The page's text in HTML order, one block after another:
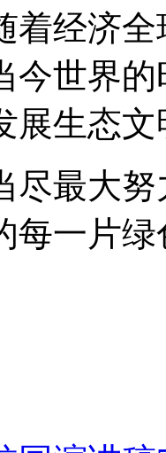
着经济
今世界
展生态文
尽最大
每一片